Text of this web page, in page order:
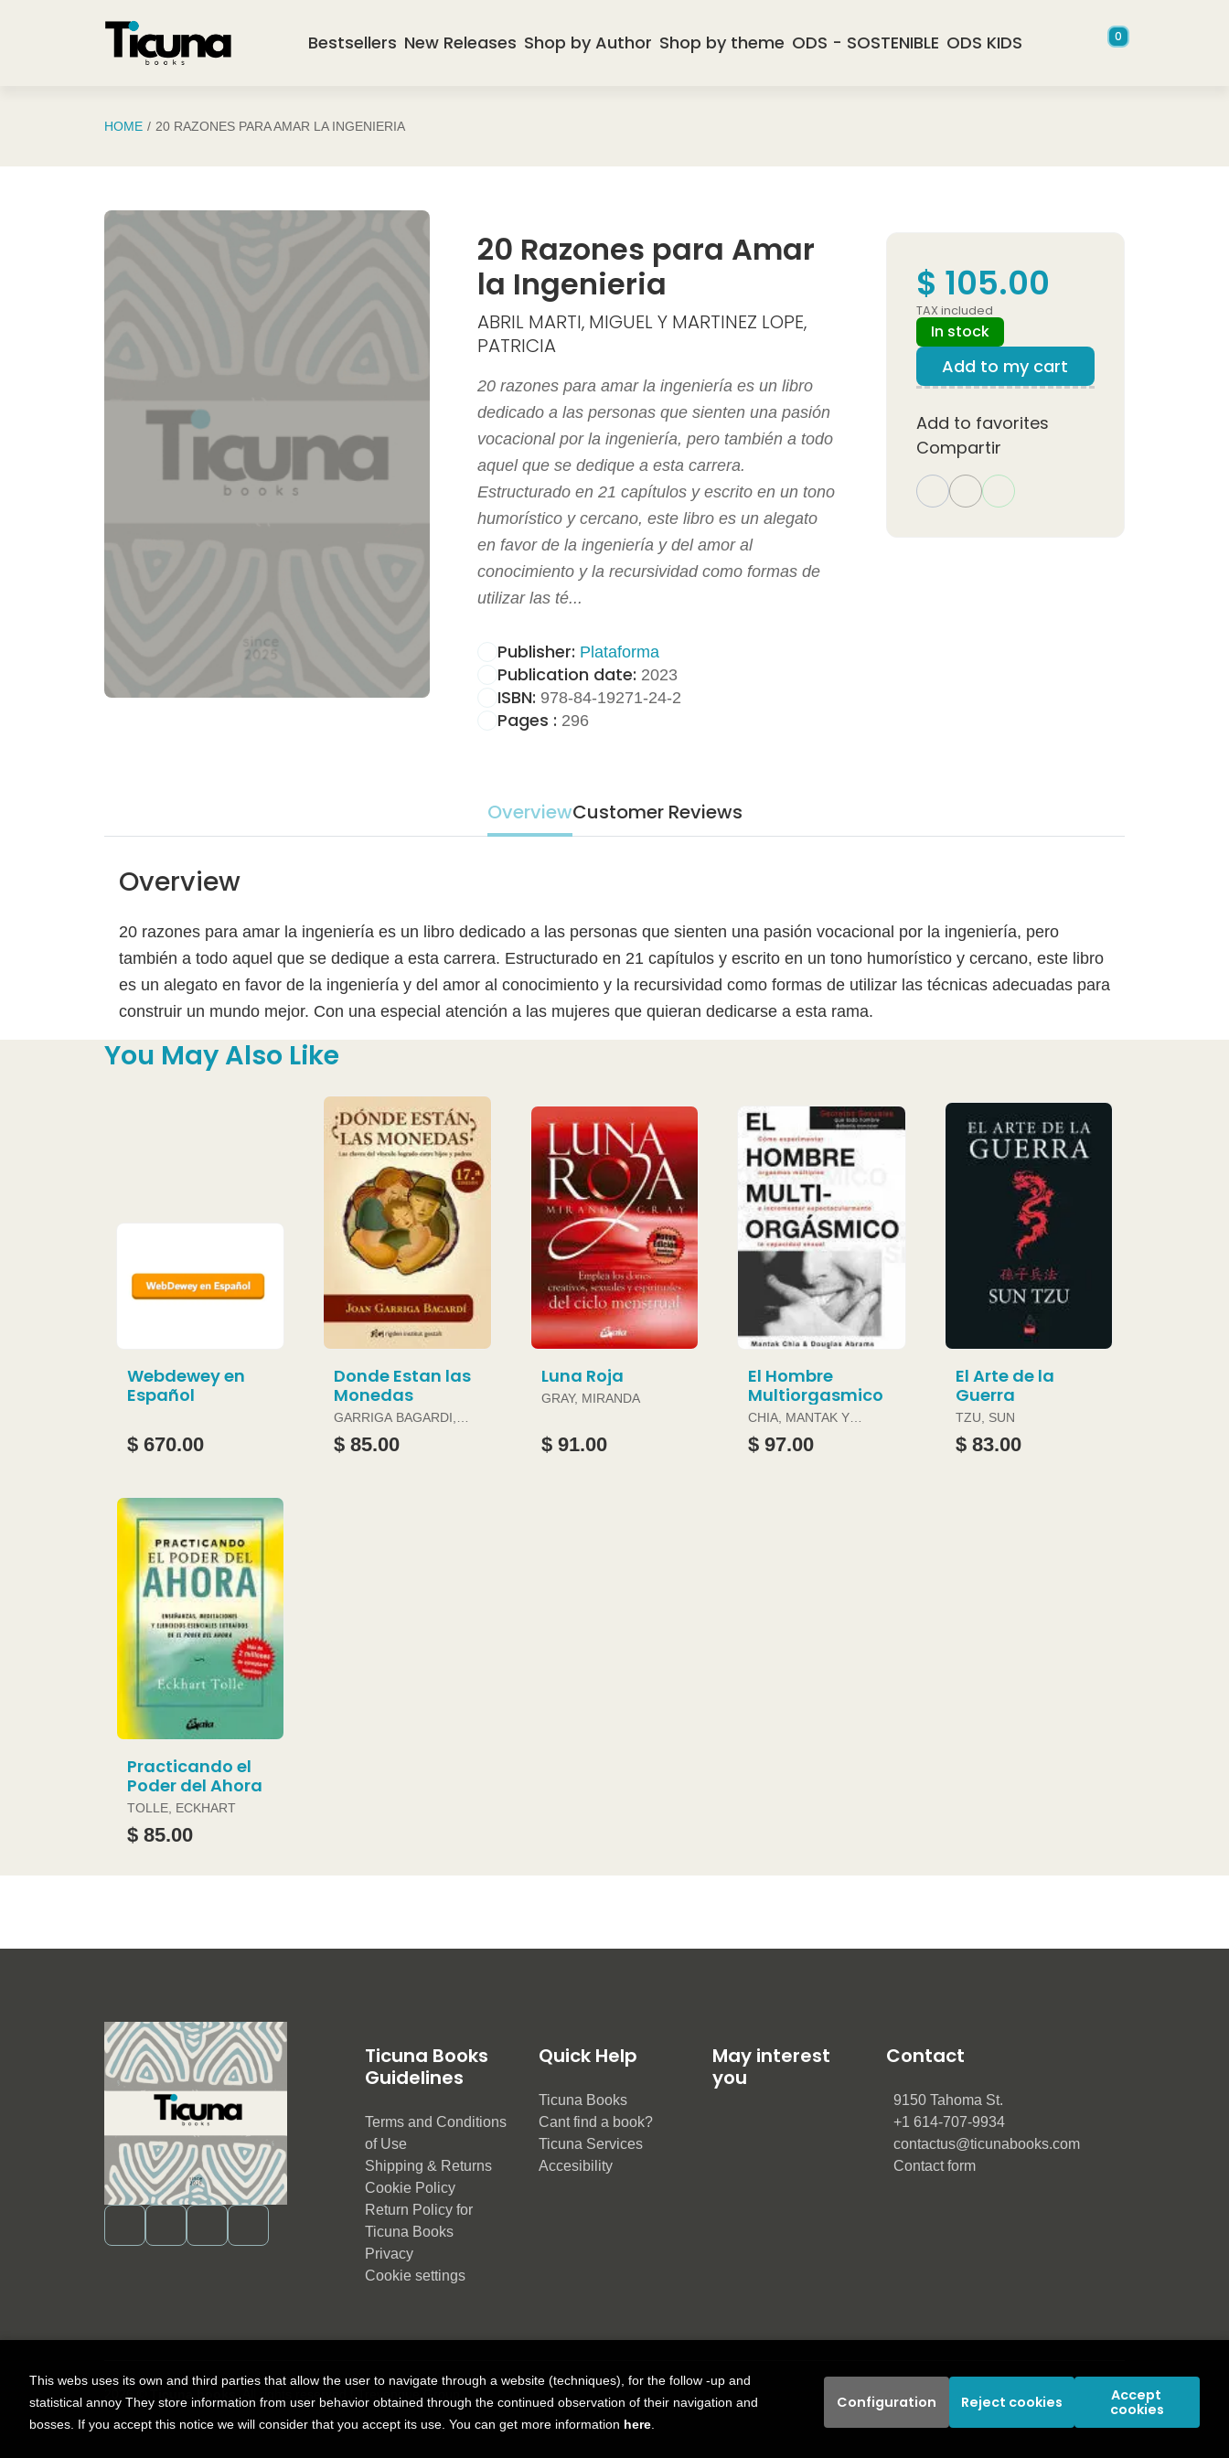
Bestsellers New Releases Shop by Author Shop by theme ODS - SOSTENIBLE ODS KIDS 0
HOME 20 RAZONES PARA AMAR LA INGENIERIA
20 Razones para Amar
la Ingenieria
ABRIL MARTI, MIGUEL Y MARTINEZ LOPE,
PATRICIA
20 razones para amar la ingeniería es un libro
dedicado a las personas que sienten una pasión
vocacional por la ingeniería, pero también a todo
aquel que se dedique a esta carrera.
Estructurado en 21 capítulos y escrito en un tono
humorístico y cercano, este libro es un alegato
en favor de la ingeniería y del amor al
conocimiento y la recursividad como formas de
utilizar las té...
Publisher: Plataforma
Publication date: 2023
ISBN: 978-84-19271-24-2
Pages : 296
$ 105.00
TAX included
In stock
Add to my cart
Add to favorites
Compartir
OverviewCustomer Reviews
Overview
20 razones para amar la ingeniería es un libro dedicado a las personas que sienten una pasión vocacional por la ingeniería, pero
también a todo aquel que se dedique a esta carrera. Estructurado en 21 capítulos y escrito en un tono humorístico y cercano, este libro
es un alegato en favor de la ingeniería y del amor al conocimiento y la recursividad como formas de utilizar las técnicas adecuadas para
construir un mundo mejor. Con una especial atención a las mujeres que quieran dedicarse a esta rama.
You May Also Like
Webdewey en
Español
$ 670.00
Donde Estan las
Monedas
GARRIGA BAGARDI,
JOAN
$ 85.00
Luna Roja
GRAY, MIRANDA
$ 91.00
El Hombre
Multiorgasmico
CHIA, MANTAK Y
DOUGLAS ABRAMS
$ 97.00
El Arte de la
Guerra
TZU, SUN
$ 83.00
Practicando el
Poder del Ahora
TOLLE, ECKHART
$ 85.00
Ticuna Books
Guidelines
Terms and Conditions
of Use
Shipping & Returns
Cookie Policy
Return Policy for
Ticuna Books
Privacy
Cookie settings
Quick Help
Ticuna Books
Cant find a book?
Ticuna Services
Accesibility
May interest
you
Contact
9150 Tahoma St.
+1 614-707-9934
contactus@ticunabooks.com
Contact form
This webs uses its own and third parties that allow the user to navigate through a website (techniques), for the follow -up and
statistical annoy They store information from user behavior obtained through the continued observation of their navigation and
bosses. If you accept this notice we will consider that you accept its use. You can get more information here
Configuration Reject cookies
Accept
cookies